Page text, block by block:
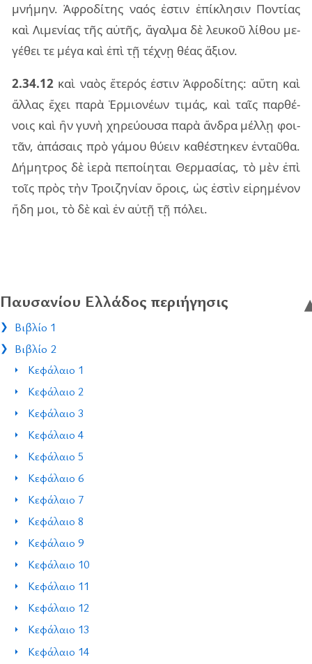
μνή­μην. Ἀφρο­δί­της ναός ἐστιν ἐπί­κλη­σιν Πον­τί­ας
καὶ Λιμε­νί­ας τῆς αὐ­τῆς, ἄγαλ­μα δὲ λευ­κοῦ λί­θου με­
γέ­θει τε μέγα καὶ ἐπὶ τῇ τέ­χνῃ θέας ἄξιον.
2.34.12 καὶ ναὸς ἕτε­ρός ἐστιν Ἀφρο­δί­της: αὕτη καὶ
ἄλ­λας ἔχει παρὰ Ἑρμιο­νέ­ων τι­μάς, καὶ ταῖς παρ­θέ­
νοις καὶ ἢν γυνὴ χη­ρεύ­ου­σα παρὰ ἄν­δρα μέλ­λῃ φοι­
τᾶν, ἁπά­σαις πρὸ γά­μου θύ­ειν κα­θέ­στη­κεν ἐν­ταῦ­θα.
Δήμη­τρος δὲ ἱερὰ πε­ποί­η­ται Θερ­μα­σί­ας, τὸ μὲν ἐπὶ
τοῖς πρὸς τὴν Τροι­ζη­νί­αν ὅροις, ὡς ἐστὶν εἰ­ρη­μέ­νον
ἤδη μοι, τὸ δὲ καὶ ἐν αὐτῇ τῇ πό­λει.
Παυσανίου Ελλάδος περιήγησις
Βιβλίο 1
Βιβλίο 2
Κεφάλαιο 1
Κεφάλαιο 2
Κεφάλαιο 3
Κεφάλαιο 4
Κεφάλαιο 5
Κεφάλαιο 6
Κεφάλαιο 7
Κεφάλαιο 8
Κεφάλαιο 9
Κεφάλαιο 10
Κεφάλαιο 11
Κεφάλαιο 12
Κεφάλαιο 13
Κεφάλαιο 14